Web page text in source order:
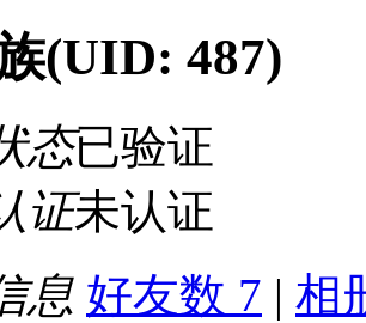
(UID: 487)
态已验证
证未认证
息 好友数 7 | 相